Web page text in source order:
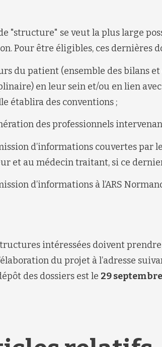
"structure" se veut la plus large
Pour être éligibles, ces dernières
du patient (ensemble des bilans
en leur sein et/ou en lien
établira des conventions ;
des professionnels
d’informations couvertes par
et au médecin traitant, si ce
d’informations à l’ARS
intéressées doivent
du projet à l’adresse
des dossiers est le 29